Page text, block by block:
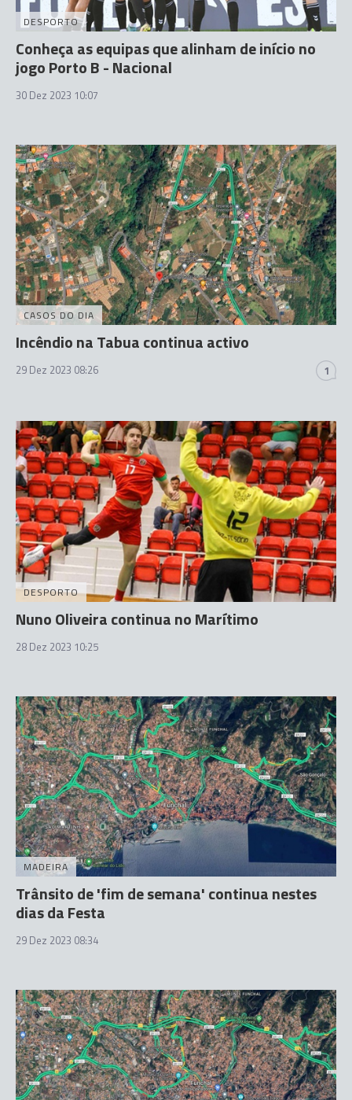
DESPORTO
Conheça as equipas que alinham de início no
jogo Porto B - Nacional
30 Dez 2023 10:07
CASOS DO DIA
Incêndio na Tabua continua activo
29 Dez 2023 08:26 1
DESPORTO
Nuno Oliveira continua no Marítimo
28 Dez 2023 10:25
MADEIRA
Trânsito de 'fim de semana' continua nestes
dias da Festa
29 Dez 2023 08:34